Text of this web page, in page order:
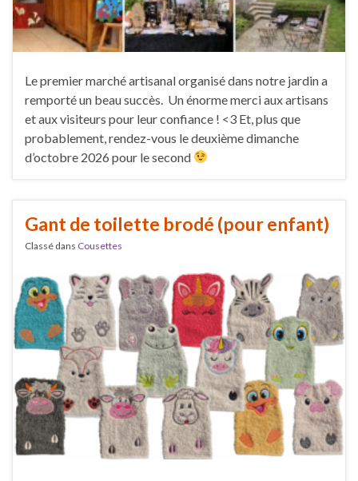
Le premier marché artisanal organisé dans notre jardin a
remporté un beau succès. Un énorme merci aux artisans
et aux visiteurs pour leur confiance ! <3 Et, plus que
probablement, rendez-vous le deuxième dimanche
d’octobre 2026 pour le second
Gant de toilette brodé (pour enfant)
Classé dans Cousettes